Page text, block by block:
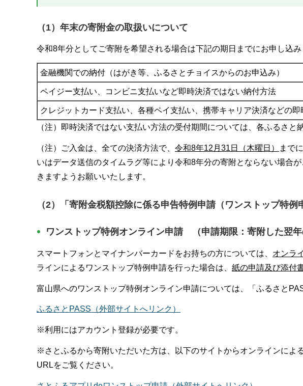
（1）年末の寄附金の取扱いについて
令和8年分としてご寄附を希望される場合は下記の期日までにお申し込み
金融機関での納付（はがき等、ふるさとチョイスからのお申込み）
ペイジー支払い、コンビニ支払いなど即時決済ではない納付方法
クレジットカード支払い、各種ペイ支払い、携帯キャリア決済などの
（注）即時決済ではない支払い方法の受付期間については、各ふるさと
（注）ご入金は、全ての決済方法で、 令和8年12月31日（木曜日）
まで
いはデータ送信のタイムラグ等により令和8年分の寄附とならない場合
きますようお願いいたします。
（2）「寄附金税額控除に係る申告特例申請（ワンストップ特
ワンストップ特例オンライン申請 （申請期限：寄附した翌年
スマートフォンとマイナンバーカードをお持ちの方については、 オンラ
ラインによるワンストップ特例申請を行った場合は、 紙の申請及び添付
富山県へのワンストップ特例オンライン申請については、「ふるさと
ふるさとPASS（外部サイトへリンク）
※利用にはアカウント登録が必要です。
※さとふるから寄附いただいた方は、以下のサイトからオンラインによ
URLをご覧ください。